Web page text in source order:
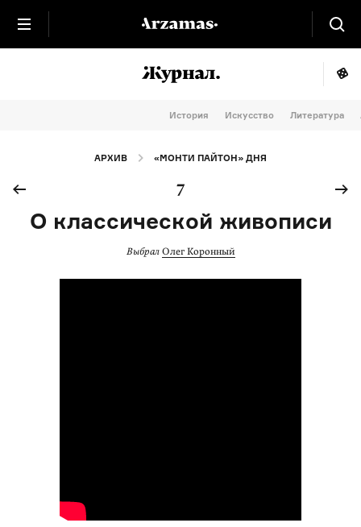
История Искусство Литература
АРХИВ «МОНТИ ПАЙТОН» ДНЯ
7
О классической живописи
Выбрал Олег Коронный